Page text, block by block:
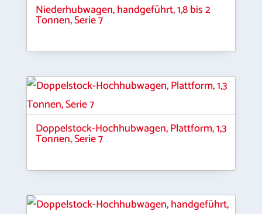
Niederhubwagen, handgeführt, 1,8 bis 2
Tonnen, Serie 7
Doppelstock-Hochhubwagen, Plattform, 1,3
Tonnen, Serie 7